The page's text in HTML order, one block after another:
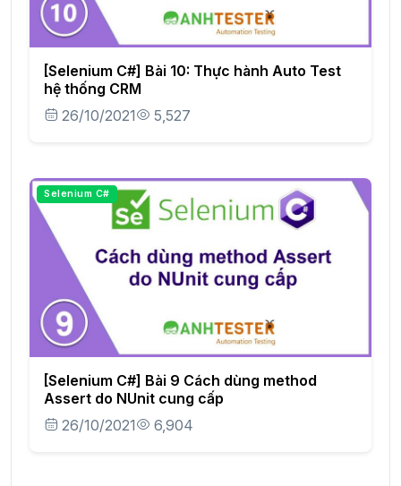
[Selenium C#] Bài 10: Thực hành Auto Test
hệ thống CRM
26/10/2021
5,527
Selenium C#
[Selenium C#] Bài 9 Cách dùng method
Assert do NUnit cung cấp
26/10/2021
6,904